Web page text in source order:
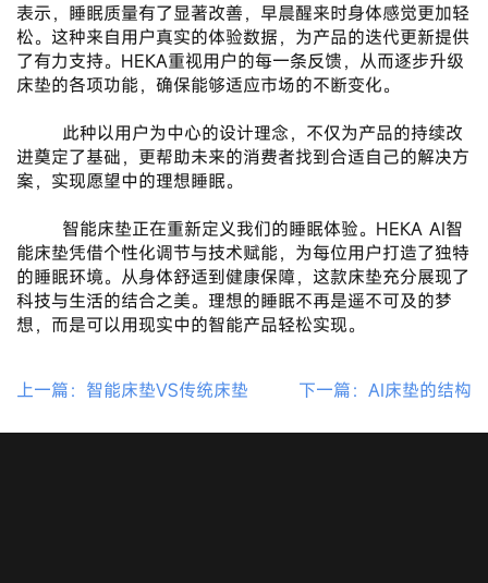
表示，睡眠质量有了显著改善，早晨醒来时身体感觉更加轻
松。这种来自用户真实的体验数据，为产品的迭代更新提供
了有力支持。HEKA重视用户的每一条反馈，从而逐步升级
床垫的各项功能，确保能够适应市场的不断变化。
进奠定了基础，更帮助未来的消费者找到合适自己的解决方
案，实现愿望中的理想睡眠。
能床垫凭借个性化调节与技术赋能，为每位用户打造了独特
的睡眠环境。从身体舒适到健康保障，这款床垫充分展现了
科技与生活的结合之美。理想的睡眠不再是遥不可及的梦
想，而是可以用现实中的智能产品轻松实现。
上一篇：智能床垫VS传统床垫 下一篇：AI床垫的结构